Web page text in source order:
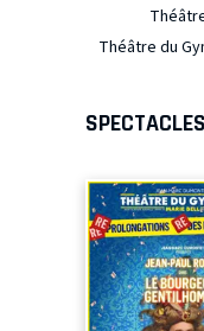
Théâtre du